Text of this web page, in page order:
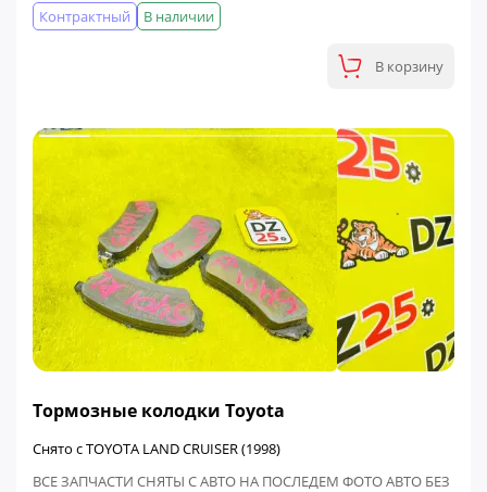
В наличии
Контрактный
В корзину
Тормозные колодки Toyota
Снято с TOYOTA LAND CRUISER (1998)
ВСЕ ЗАПЧАСТИ СНЯТЫ С АВТО НА ПОСЛЕДЕМ ФОТО АВТО БЕЗ